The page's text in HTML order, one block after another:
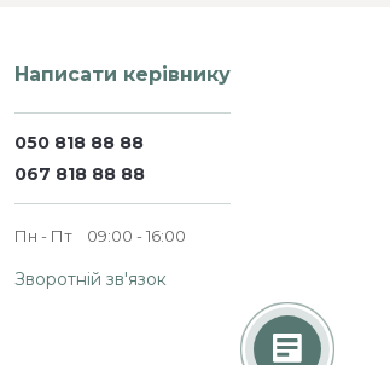
Написати керівнику
050 818 88 88
067 818 88 88
Пн - Пт 09:00 - 16:00
Зворотній зв'язок